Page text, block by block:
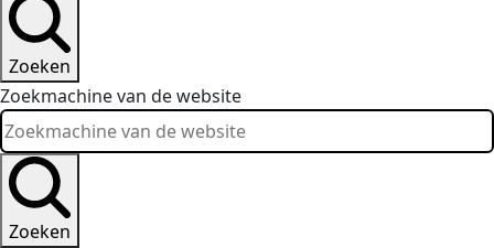
Zoeken
Zoekmachine van de website
Zoeken